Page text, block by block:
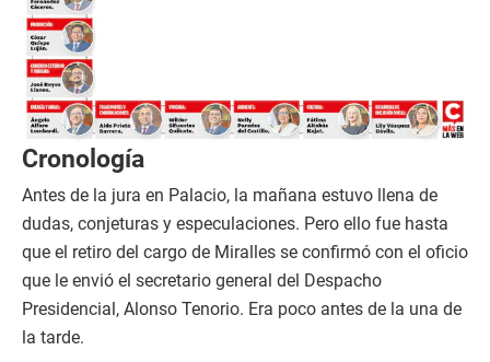
Cronología
Antes de la jura en Palacio, la mañana estuvo llena de
dudas, conjeturas y especulaciones. Pero ello fue hasta
que el retiro del cargo de Miralles se confirmó con el oficio
que le envió el secretario general del Despacho
Presidencial, Alonso Tenorio. Era poco antes de la una de
la tarde.